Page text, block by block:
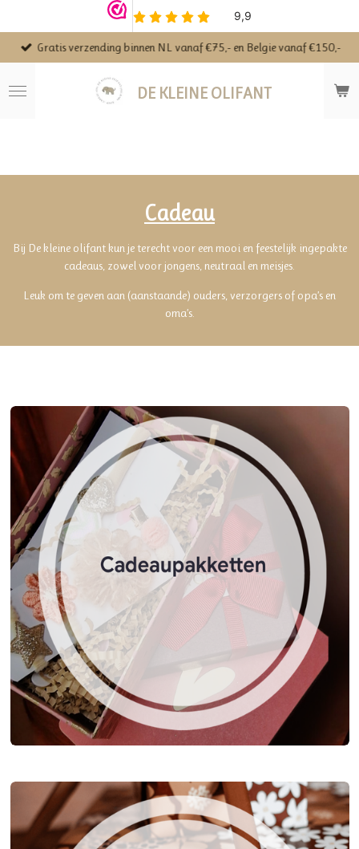
direct
naar
hoofdinhoud
DE KLEINE OLIFANT
Gratis verzending binnen NL vanaf €75,- en Belgie vanaf €150,-
Cadeau
Bij De kleine olifant kun je terecht voor een mooi en feestelijk ingepakte
cadeaus, zowel voor jongens, neutraal en meisjes.
Leuk om te geven aan (aanstaande) ouders, verzorgers of opa’s en
oma’s.